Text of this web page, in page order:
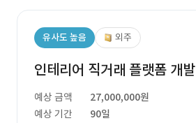
유사도 높음 외주
인테리어 직거래 플랫폼 개발
예상 금액
27,000,000원
예상 기간
90일